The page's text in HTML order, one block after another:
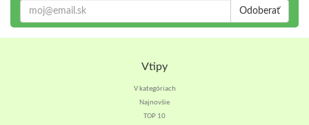
Odoberať
Vtipy
V kategóriach
Najnovšie
TOP 10